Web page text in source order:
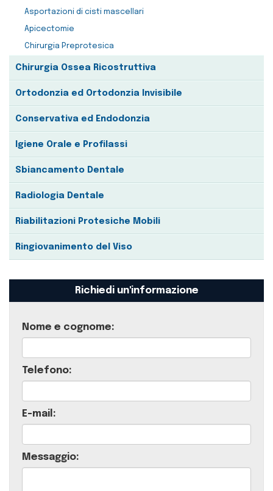
Asportazioni di cisti mascellari
Apicectomie
Chirurgia Preprotesica
Chirurgia Ossea Ricostruttiva
Ortodonzia ed Ortodonzia Invisibile
Conservativa ed Endodonzia
Igiene Orale e Profilassi
Sbiancamento Dentale
Radiologia Dentale
Riabilitazioni Protesiche Mobili
Ringiovanimento del Viso
Richiedi un'informazione
Nome e cognome:
Telefono:
E-mail:
Messaggio: